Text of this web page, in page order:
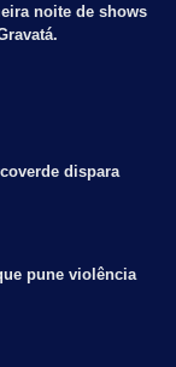
noite de shows
dispara
pune violência